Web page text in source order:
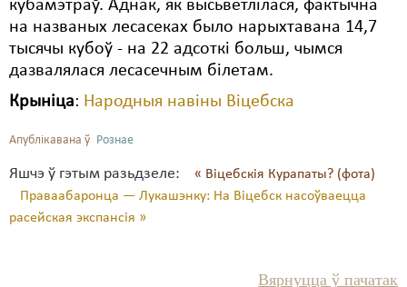
кубамэтраў. Аднак, як высьветлілася, фактычна
на названых лесасеках было нарыхтавана 14,7
тысячы кубоў - на 22 адсоткі больш, чымся
дазвалялася лесасечным білетам.
Крыніца: Народныя навіны Віцебска
Апублікавана ў Рознае
Яшчэ ў гэтым разьдзеле:
« Віцебскія Курапаты? (фота)
Праваабаронца — Лукашэнку: На Віцебск насоўваецца
расейская экспансія »
Вярнуцца ў пачатак
Экалёгія
Правы працоўных